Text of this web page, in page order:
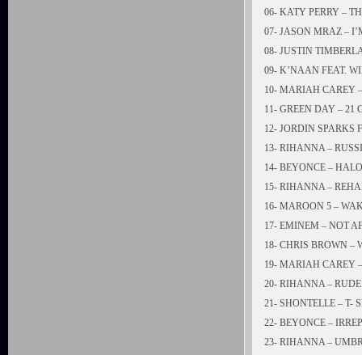
06- KATY PERRY –
07- JASON MRAZ –
08- JUSTIN
09- K’NAAN FEAT.
10- MARIAH CAREY
11- GREEN DAY – 21
12- JORDIN SPARKS
13- RIHANNA –
14- BEYONCE – HALO
15- RIHANNA –
16- MAROON 5 –
17- EMINEM – NOT
18- CHRIS BROWN –
19- MARIAH CAREY
20- RIHANNA –
21- SHONTELLE – T-
22- BEYONCE –
23- RIHANNA –